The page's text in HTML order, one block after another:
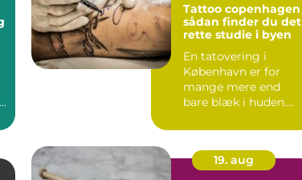
Tattoo copenhagen
sådan finder du det
rette studie i byen
En tatovering i
København er for
mange mere end
bare blæk i huden.
en markering...
19. aug